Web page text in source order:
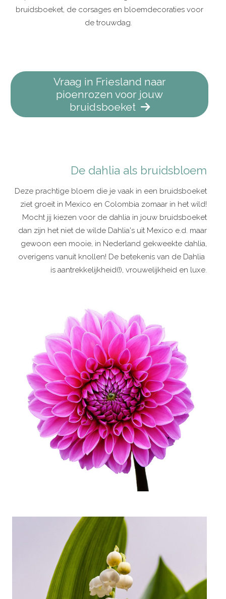
bruidsboeket, de corsages en bloemdecoraties voor
de trouwdag.
Vraag in Friesland naar
pioenrozen voor jouw
bruidsboeket
De dahlia als bruidsbloem
Deze prachtige bloem die je vaak in een bruidsboeket
ziet groeit in Mexico en Colombia zomaar in het wild!
Mocht jij kiezen voor de dahlia in jouw bruidsboeket
dan zijn het niet de wilde Dahlia's uit Mexico e.d. maar
gewoon een mooie, in Nederland gekweekte dahlia,
overigens vanuit knollen! De betekenis van de Dahlia
is aantrekkelijkheid(!), vrouwelijkheid en luxe.